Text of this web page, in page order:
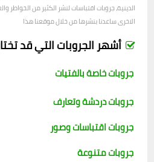
الدينية، جروبات اقتباسات لنشر الكثير من الخواطر
الاخرى ساعدنا بنشرها من خلال موقعنا هذا
أشهر الجروبات التي قد
جروبات خاصة بالفتيات
جروبات دردشة وتعارف
جروبات اقتباسات وصور
جروبات متنوعة